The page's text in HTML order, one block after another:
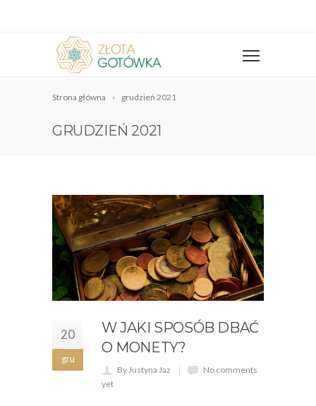
Strona główna grudzień 2021
GRUDZIEŃ 2021
20
gru
W JAKI SPOSÓB DBAĆ
O MONETY?
By Justyna Jaz
No comments
yet